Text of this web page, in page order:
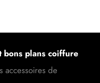
bons plans coiffure
accessoires de